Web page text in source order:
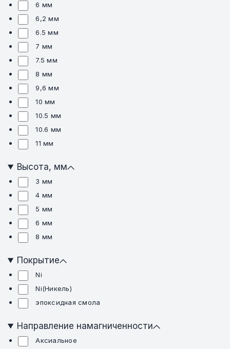
6 мм
6,2 мм
6.5 мм
7 мм
7.5 мм
8 мм
9,6 мм
10 мм
10.5 мм
10.6 мм
11 мм
Высота, мм
3 мм
4 мм
5 мм
6 мм
8 мм
Покрытие
Ni
Ni(Никель)
эпоксидная смола
Направление намагниченности
Аксиальное